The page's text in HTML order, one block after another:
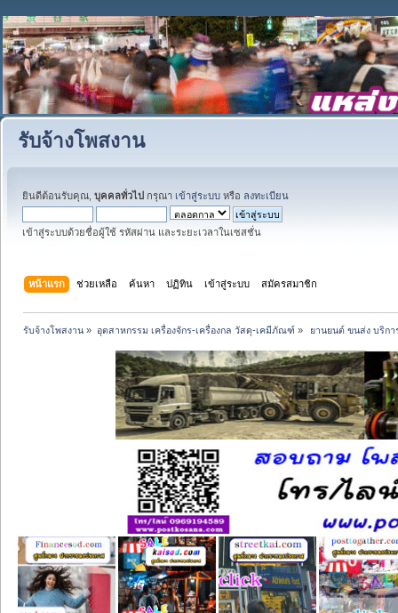
รับจ้างโพสงาน
ยินดีต้อนรับคุณ, บุคคลทั่วไป กรุณา เข้าสู่ระบบ หรือ ลงทะเบียน
เข้าสู่ระบบด้วยชื่อผู้ใช้ รหัสผ่าน และระยะเวลาในเซสชั่น
หน้าแรก ช่วยเหลือ ค้นหา ปฏิทิน เข้าสู่ระบบ สมัครสมาชิก
รับจ้างโพสงาน » อุตสาหกรรม เครื่องจักร-เครื่องกล วัสดุ-เคมีภัณฑ์ » ยานยนต์ ขนส่ง บริก